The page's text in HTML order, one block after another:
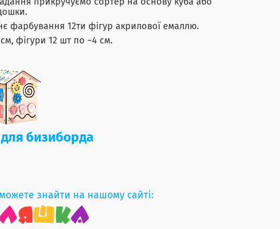
прикручуємо сортер на основу куба або
фарбування 12ти фігур акрилової емаллю.
фігури 12 шт по ~4 см.
для бизиборда
знайти на нашому сайті: